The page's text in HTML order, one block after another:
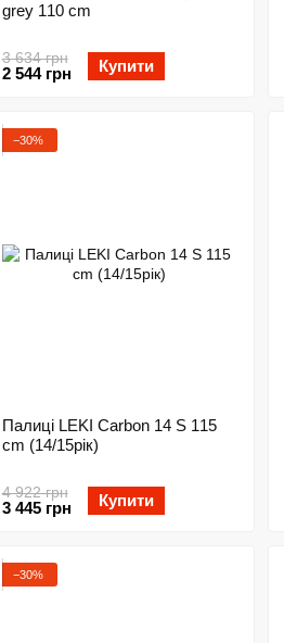
grey 110 cm
3 634 грн
2 544 грн Купити
−30%
Палиці LEKI Carbon 14 S 115
cm (14/15рік)
4 922 грн
3 445 грн Купити
−30%